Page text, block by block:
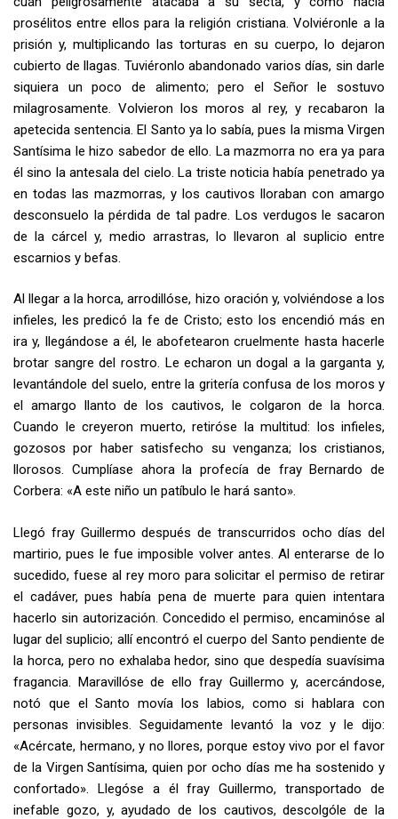
prosélitos entre ellos para la religión cristiana. Volviéronle a la
prisión y, multiplicando las torturas en su cuerpo, lo dejaron
cubierto de llagas. Tuviéronlo abandonado varios días, sin darle
siquiera un poco de alimento; pero el Señor le sostuvo
milagrosamente. Volvieron los moros al rey, y recabaron la
apetecida sentencia. El Santo ya lo sabía, pues la misma Virgen
Santísima le hizo sabedor de ello. La mazmorra no era ya para
él sino la antesala del cielo. La triste noticia había penetrado ya
en todas las mazmorras, y los cautivos lloraban con amargo
desconsuelo la pérdida de tal padre. Los verdugos le sacaron
de la cárcel y, medio arrastras, lo lleva­ron al suplicio entre
escarnios y befas.
Al llegar a la horca, arrodillóse, hizo oración y, volviéndose a los
infieles, les predicó la fe de Cristo; esto los encendió más en
ira y, llegándose a él, le abofetearon cruelmente hasta hacerle
brotar sangre del rostro. Le echaron un dogal a la garganta y,
levantándole del suelo, entre la gritería confusa de los moros y
el amargo llanto de los cautivos, le colgaron de la horca.
Cuando le creyeron muerto, retiróse la multitud: los infieles,
gozosos por ha­ber satisfecho su venganza; los cristianos,
llorosos. Cumplíase ahora la pro­fecía de fray Bernardo de
Corbera: «A este niño un patíbulo le hará santo».
Llegó fray Guillermo después de transcurridos ocho días del
martirio, pues le fue imposible volver antes. Al enterarse de lo
sucedido, fuese al rey moro para solicitar el permiso de retirar
el cadáver, pues había pena de muerte para quien intentara
hacerlo sin autorización. Concedido el permiso, encami­nóse al
lugar del suplicio; allí encontró el cuerpo del Santo pendiente de
la horca, pero no exhalaba hedor, sino que despedía suavísima
fragancia. Ma­ravillóse de ello fray Guillermo y, acercándose,
notó que el Santo movía los labios, como si hablara con
personas invisibles. Seguidamente levantó la voz y le dijo:
«Acércate, hermano, y no llores, porque estoy vivo por el favor
de la Virgen Santísima, quien por ocho días me ha sostenido y
confortado». Llegóse a él fray Guillermo, transportado de
inefable gozo, y, ayudado de los cautivos, descolgóle de la